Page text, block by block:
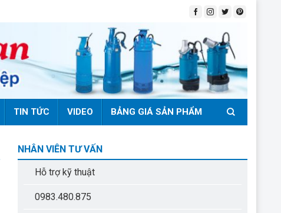
TIN TỨC VIDEO BẢNG GIÁ SẢN PHẨM
NHÂN VIÊN TƯ VẤN
Hỗ trợ kỹ thuật
0983.480.875